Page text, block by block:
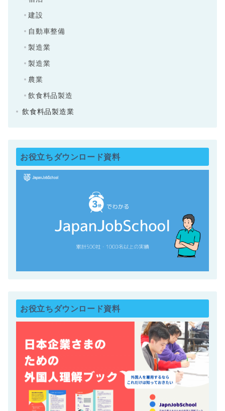
建設
自動車整備
製造業
製造業
農業
飲食料品製造
飲食料品製造業
お役立ちダウンロード資料
お役立ちダウンロード資料